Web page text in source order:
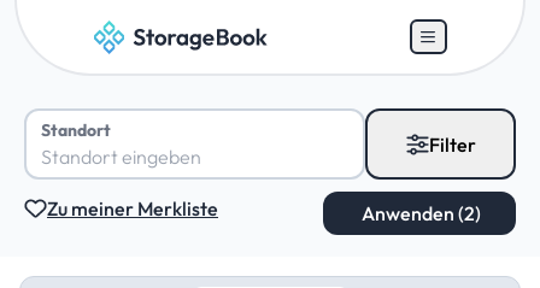
Standort
Filter
Zu meiner Merkliste